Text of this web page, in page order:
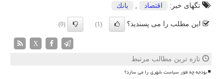
تگهای خبر:
اقتصاد بانك
این مطلب را می پسندید؟ (1)
(0)
X
تازه ترین مطالب مرتبط
بودجه چه طور سیاست شهری را می سازد؟